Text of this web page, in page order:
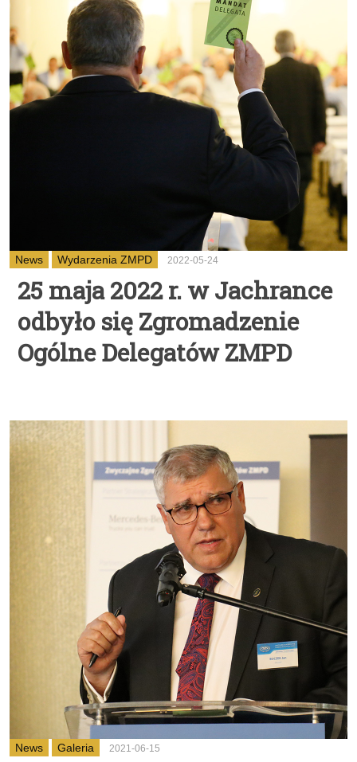
News Wydarzenia ZMPD 2022-05-24
25 maja 2022 r. w Jachrance
odbyło się Zgromadzenie
Ogólne Delegatów ZMPD
News Galeria 2021-06-15